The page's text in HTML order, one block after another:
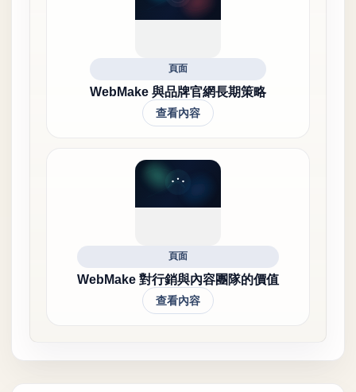
頁面
WebMake 與品牌官網長期策略
查看內容
頁面
WebMake 對行銷與內容團隊的價值
查看內容